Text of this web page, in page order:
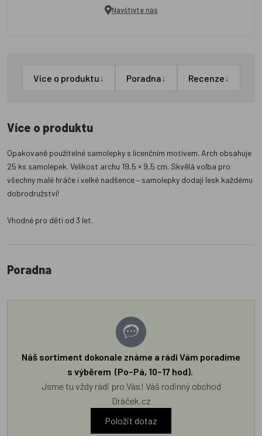
Navštivte nás
Více o produktu↓ Poradna↓ Recenze↓
Více o produktu
Opakovaně použitelné samolepky s licenčním motivem. Arch obsahuje
25 ks samolepek. Velikost archu 19,5 × 9,5 cm. Skvělá volba pro
všechny malé hráče i velké nadšence – samolepky dodají lesk každému
dobrodružství!
Vhodné pro děti od 3 let.
Poradna
Náš sortiment dokonale známe a rádi Vám poradíme
s výběrem (Po–Pá, 10–17 hod).
Jsme tu vždy rádi pro Vás! Váš rodinný obchod
Dráček.cz
Položit dotaz